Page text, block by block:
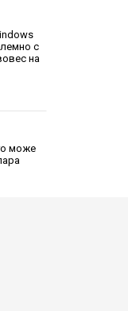
с
на
може